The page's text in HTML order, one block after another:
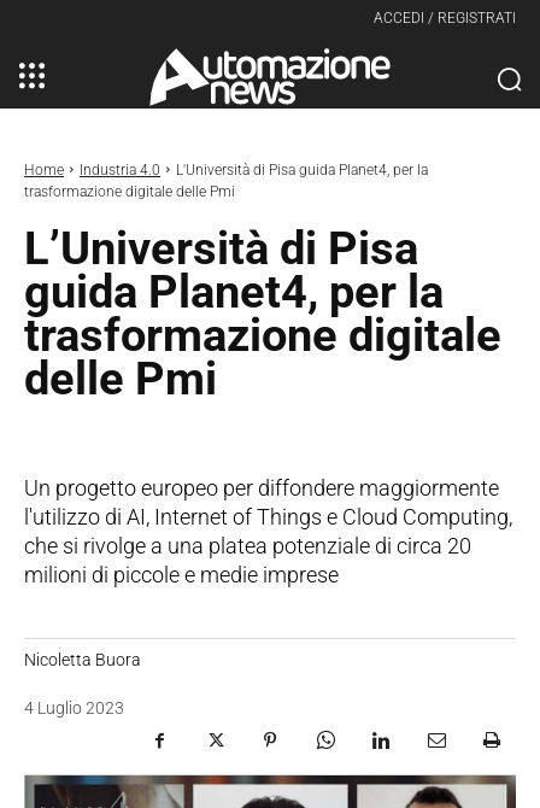
ACCEDI / REGISTRATI
Home Industria 4.0
L'Università di Pisa guida Planet4, per la
trasformazione digitale delle Pmi
L’Università di Pisa
guida Planet4, per la
trasformazione digitale
delle Pmi
Un progetto europeo per diffondere maggiormente
l'utilizzo di AI, Internet of Things e Cloud Computing,
che si rivolge a una platea potenziale di circa 20
milioni di piccole e medie imprese
Nicoletta Buora
4 Luglio 2023